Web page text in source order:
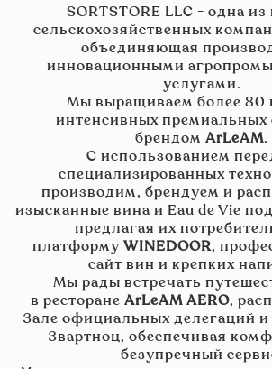
SORTSTORE LLC - одна
сельскохозяйственных
объединяющая
инновационными
услугами.
Мы выращиваем более 80
интенсивных премиальных
брендом ArLeAM.
С использованием
специализированных
производим, брендуем и
изысканные вина и Eau de Vie
предлагая их
платформу WINEDOOR,
сайт вин и крепких
Мы рады встречать
в ресторане ArLeAM AERO,
Зале официальных делегаций и
Звартноц, обеспечивая
безупречный